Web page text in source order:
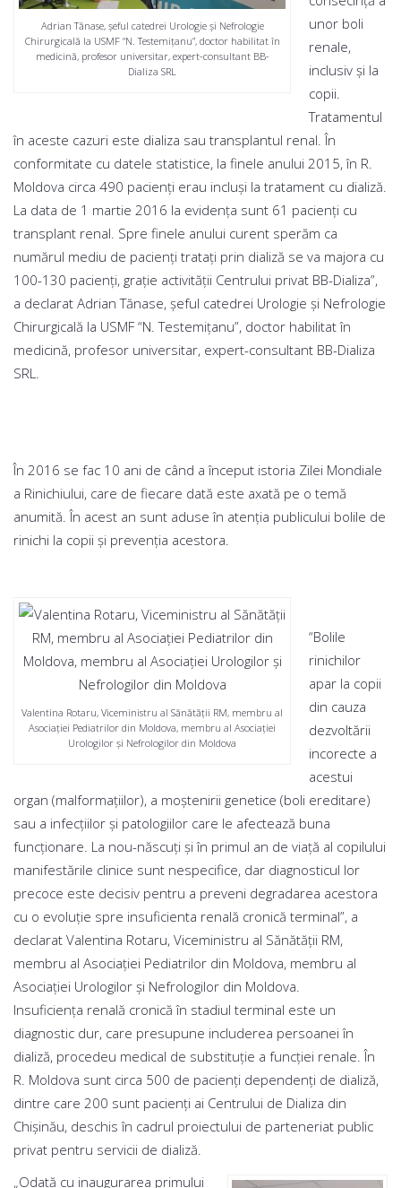
Adrian Tănase, şeful catedrei Urologie şi Nefrologie
Chirurgicală la USMF “N. Testemiţanu”, doctor habilitat în
medicină, profesor universitar, expert-consultant BB-
Dializa SRL
unor boli
renale,
inclusiv şi la
copii.
Tratamentul
în aceste cazuri este dializa sau transplantul renal. În
conformitate cu datele statistice, la finele anului 2015, în R.
Moldova circa 490 pacienţi erau incluşi la tratament cu dializă.
La data de 1 martie 2016 la evidenţa sunt 61 pacienţi cu
transplant renal. Spre finele anului curent sperăm ca
numărul mediu de pacienţi trataţi prin dializă se va majora cu
100-130 pacienţi, graţie activităţii Centrului privat BB-Dializa”,
a declarat Adrian Tănase, şeful catedrei Urologie şi Nefrologie
Chirurgicală la USMF “N. Testemiţanu”, doctor habilitat în
medicină, profesor universitar, expert-consultant BB-Dializa
SRL.
În 2016 se fac 10 ani de când a început istoria Zilei Mondiale
a Rinichiului, care de fiecare dată este axată pe o temă
anumită. În acest an sunt aduse în atenţia publicului bolile de
rinichi la copii şi prevenţia acestora.
Valentina Rotaru, Viceministru al Sănătății RM, membru al
Asociaţiei Pediatrilor din Moldova, membru al Asociaţiei
Urologilor şi Nefrologilor din Moldova
“Bolile
rinichilor
apar la copii
din cauza
dezvoltării
incorecte a
acestui
organ (malformaţiilor), a moştenirii genetice (boli ereditare)
sau a infecţiilor şi patologiilor care le afectează buna
funcţionare. La nou-născuţi şi în primul an de viaţă al copilului
manifestările clinice sunt nespecifice, dar diagnosticul lor
precoce este decisiv pentru a preveni degradarea acestora
cu o evoluţie spre insuficienta renală cronică terminal”, a
declarat Valentina Rotaru, Viceministru al Sănătății RM,
membru al Asociaţiei Pediatrilor din Moldova, membru al
Asociaţiei Urologilor şi Nefrologilor din Moldova.
Insuficienţa renală cronică în stadiul terminal este un
diagnostic dur, care presupune includerea persoanei în
dializă, procedeu medical de substituţie a funcţiei renale. În
R. Moldova sunt circa 500 de pacienţi dependenţi de dializă,
dintre care 200 sunt pacienţi ai Centrului de Dializa din
Chişinău, deschis în cadrul proiectului de parteneriat public
privat pentru servicii de dializă.
„Odată cu inaugurarea primului